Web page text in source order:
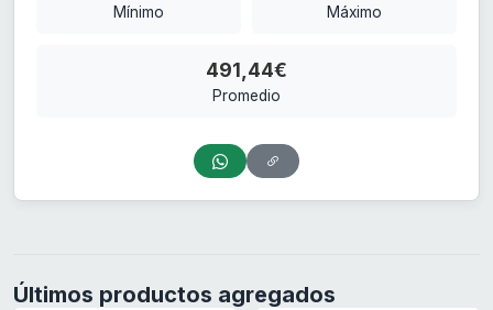
Mínimo Máximo
491,44€
Promedio
Últimos productos agregados